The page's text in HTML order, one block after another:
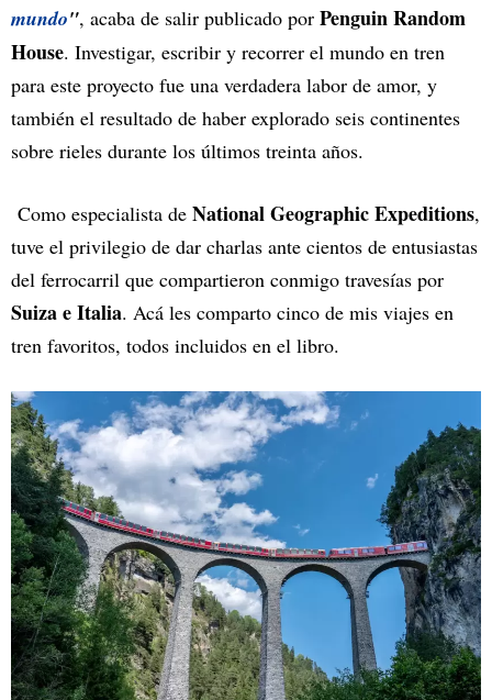
mundo", acaba de salir publicado por Penguin Random
House. Investigar, escribir y recorrer el mundo en tren
para este proyecto fue una verdadera labor de amor, y
también el resultado de haber explorado seis continentes
sobre rieles durante los últimos treinta años.
Como especialista de National Geographic Expeditions,
tuve el privilegio de dar charlas ante cientos de entusiastas
del ferrocarril que compartieron conmigo travesías por
Suiza e Italia. Acá les comparto cinco de mis viajes en
tren favoritos, todos incluidos en el libro.